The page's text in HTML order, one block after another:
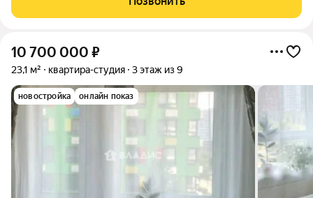
для хранения вещей, а застеклённый
10 700 000 ₽
23,1 м² квартира-студия 3 этаж из 9
новостройка онлайн показ